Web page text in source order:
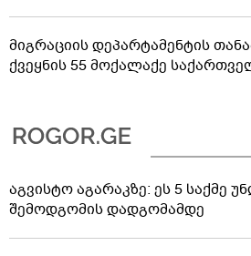
მიგრაციის დეპარტამენტის
ქვეყნის 55 მოქალაქე
აგვისტო აგარაკზე: ეს 5 საქმე
შემოდგომის დადგომამდე